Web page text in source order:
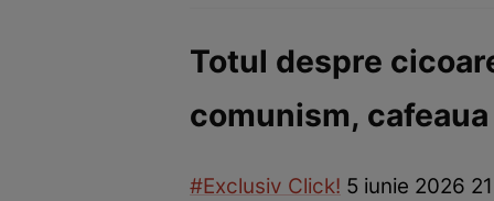
Vedete internaționaleVedete românești Interviurile
Totul despre
comunism,
#Exclusiv Click! 5 iunie 2026